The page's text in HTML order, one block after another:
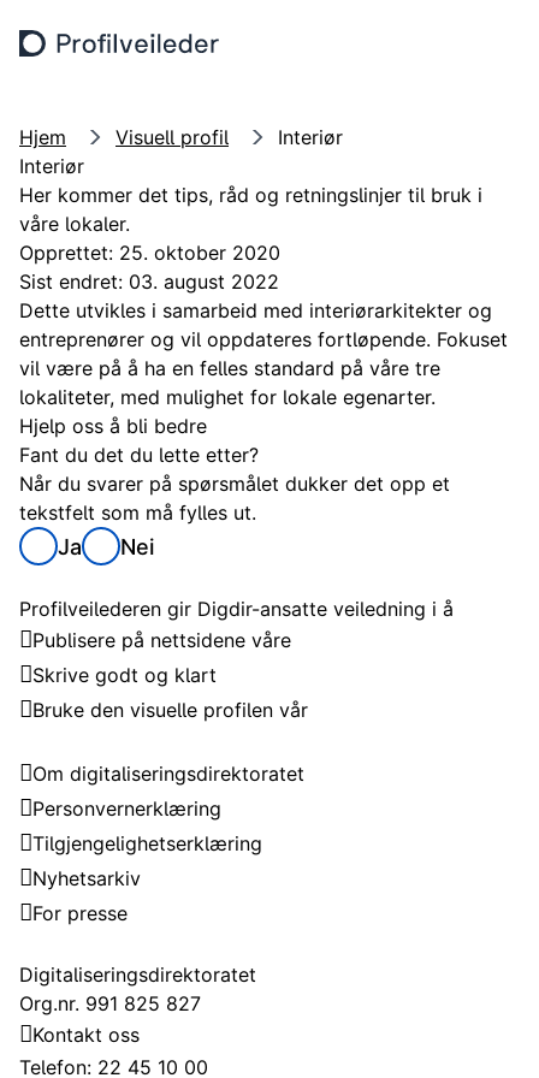
Hjem Visuell profil
Interiør
Interiør
Her kommer det tips, råd og retningslinjer til bruk i
våre lokaler.
Opprettet: 25. oktober 2020
Sist endret: 03. august 2022
Dette utvikles i samarbeid med interiørarkitekter og
entreprenører og vil oppdateres fortløpende. Fokuset
vil være på å ha en felles standard på våre tre
lokaliteter, med mulighet for lokale egenarter.
Hjelp oss å bli bedre
Fant du det du lette etter?
Når du svarer på spørsmålet dukker det opp et
tekstfelt som må fylles ut.
Ja Nei
Profilveilederen gir Digdir-ansatte veiledning i å
Publisere på nettsidene våre
Skrive godt og klart
Bruke den visuelle profilen vår
Om digitaliseringsdirektoratet
Personvernerklæring
Tilgjengelighetserklæring
Nyhetsarkiv
For presse
Digitaliseringsdirektoratet
Org.nr. 991 825 827
Kontakt oss
Telefon: 22 45 10 00